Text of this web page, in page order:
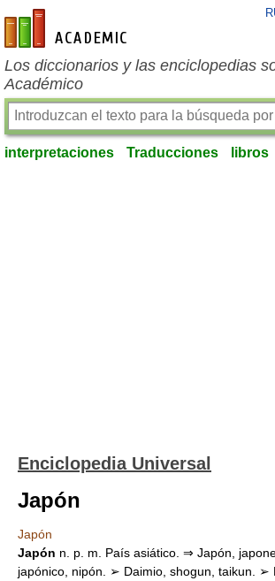
es-academic.com
Los diccionarios y las enciclopedias
Académico
interpretaciones Traducciones libros
Enciclopedia Universal
Japón
Japón
Japón n. p. m. País asiático. ⇒ Japón,
japónico, nipón. ➢ Daimio, shogun, taikun. ➢